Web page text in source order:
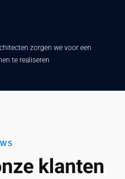
zorgen we voor een
te realiseren
klanten